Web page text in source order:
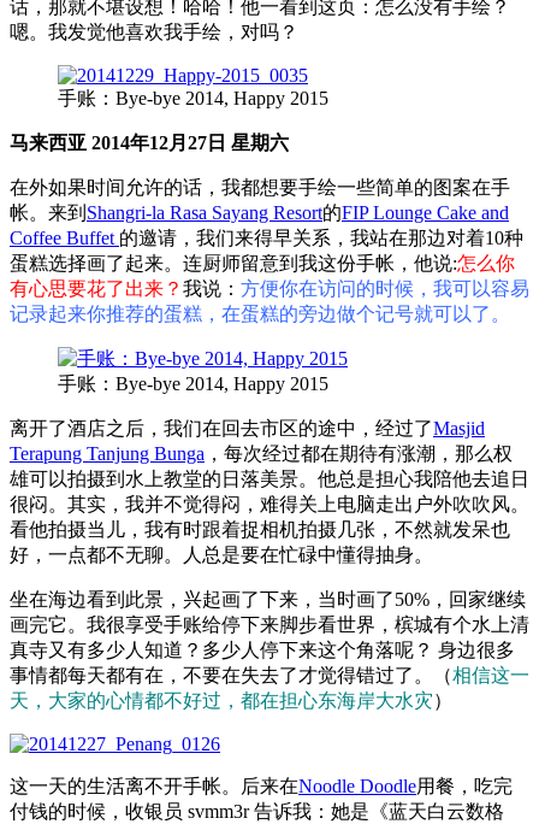
话，那就不堪设想！哈哈！他一看到这页：怎么没有手绘？
嗯。我发觉他喜欢我手绘，对吗？
手账：Bye-bye 2014, Happy 2015
马来西亚 2014年12月27日 星期六
在外如果时间允许的话，我都想要手绘一些简单的图案在手
帐。来到 Shangri-la Rasa Sayang Resort的FIP Lounge Cake and
Coffee Buffet 的邀请，我们来得早关系，我站在那边对着10种
蛋糕选择画了起来。连厨师留意到我这份手帐，他说:怎么你
有心思要花了出来？ 我说： 方便你在访问的时候，我可以容易
记录起来你推荐的蛋糕，在蛋糕的旁边做个记号就可以了。
手账：Bye-bye 2014, Happy 2015
离开了酒店之后，我们在回去市区的途中，经过了Masjid
Terapung Tanjung Bunga ，每次经过都在期待有涨潮，那么权
雄可以拍摄到水上教堂的日落美景。他总是担心我陪他去追日
很闷。其实，我并不觉得闷，难得关上电脑走出户外吹吹风。
看他拍摄当儿，我有时跟着捉相机拍摄几张，不然就发呆也
好，一点都不无聊。
人总是要在忙碌中懂得抽身。
坐在海边看到此景，兴起画了下来，当时画了50%，回家继续
画完它。我很享受手账给停下来脚步看世界，槟城有个水上清
真寺又有多少人知道 ？多少人停下来这个角落呢？ 身边很多
事情都每天都有在，不要在失去了才觉得错过了。（相信这一
天，大家的心情都不好过，都在担心东海岸大水灾）
这一天的生活离不开手帐。后来在Noodle Doodle用餐，吃完
付钱的时候，收银员 svmm3r 告诉我：她是《蓝天白云数格